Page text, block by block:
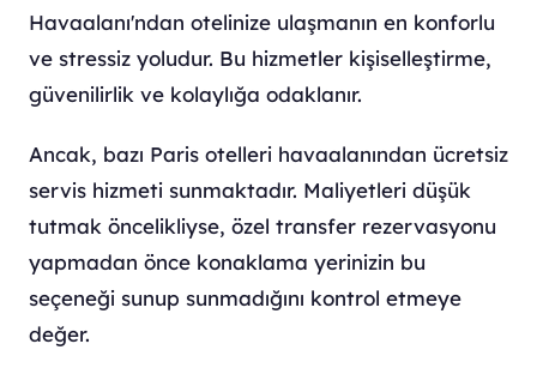
Havaalanı'ndan otelinize ulaşmanın en konforlu
ve stressiz yoludur. Bu hizmetler kişiselleştirme,
güvenilirlik ve kolaylığa odaklanır.
Ancak, bazı Paris otelleri havaalanından ücretsiz
servis hizmeti sunmaktadır. Maliyetleri düşük
tutmak öncelikliyse, özel transfer rezervasyonu
yapmadan önce konaklama yerinizin bu
seçeneği sunup sunmadığını kontrol etmeye
değer.